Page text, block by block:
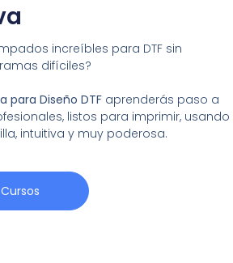
increíbles para DTF sin
difíciles?
para Diseño DTF aprenderás paso a
listos para imprimir, usando
intuitiva y muy poderosa.